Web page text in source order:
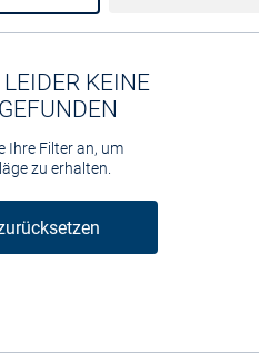
KEINE
Ihre Filter an, um
zu erhalten.